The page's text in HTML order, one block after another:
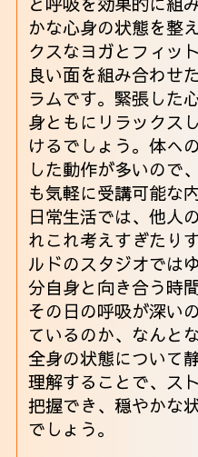
かな心身の状態を整
クスなヨガとフィッ
良い面を組み合わせ
ラムです。緊張した
身ともにリラックス
けるでしょう。体へ
した動作が多いので
も気軽に受講可能な
日常生活では、他人
れこれ考えすぎたり
ルドのスタジオでは
分自身と向き合う時
その日の呼吸が深い
ているのか、なんと
全身の状態について
理解することで、ス
把握でき、穏やかな
でしょう。